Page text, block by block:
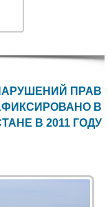
ПРАВ
В
В 2011 ГОДУ